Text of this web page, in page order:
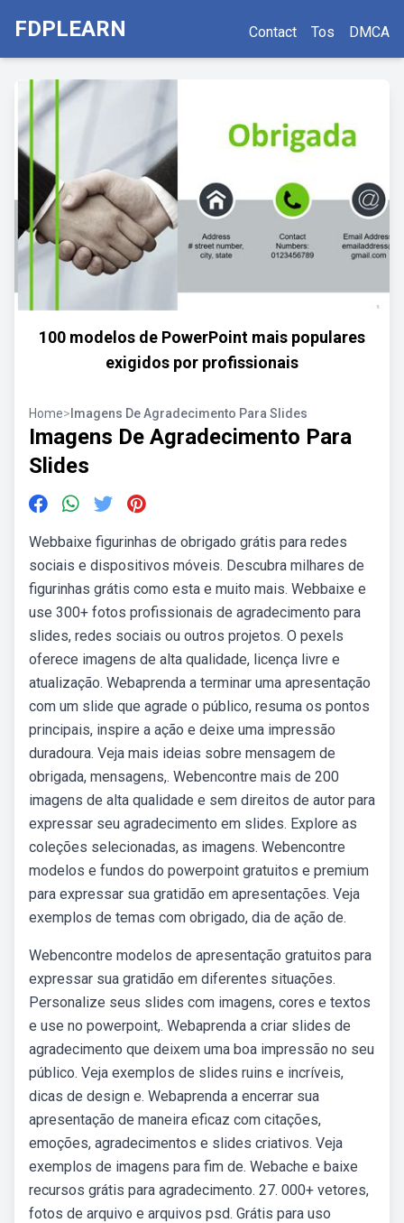
FDPLEARN Contact Tos DMCA
100 modelos de PowerPoint mais populares
exigidos por profissionais
Home> Imagens De Agradecimento Para Slides
Imagens De Agradecimento Para
Slides
Webbaixe figurinhas de obrigado grátis para redes
sociais e dispositivos móveis. Descubra milhares de
figurinhas grátis como esta e muito mais. Webbaixe e
use 300+ fotos profissionais de agradecimento para
slides, redes sociais ou outros projetos. O pexels
oferece imagens de alta qualidade, licença livre e
atualização. Webaprenda a terminar uma apresentação
com um slide que agrade o público, resuma os pontos
principais, inspire a ação e deixe uma impressão
duradoura. Veja mais ideias sobre mensagem de
obrigada, mensagens,. Webencontre mais de 200
imagens de alta qualidade e sem direitos de autor para
expressar seu agradecimento em slides. Explore as
coleções selecionadas, as imagens. Webencontre
modelos e fundos do powerpoint gratuitos e premium
para expressar sua gratidão em apresentações. Veja
exemplos de temas com obrigado, dia de ação de.
Webencontre modelos de apresentação gratuitos para
expressar sua gratidão em diferentes situações.
Personalize seus slides com imagens, cores e textos
e use no powerpoint,. Webaprenda a criar slides de
agradecimento que deixem uma boa impressão no seu
público. Veja exemplos de slides ruins e incríveis,
dicas de design e. Webaprenda a encerrar sua
apresentação de maneira eficaz com citações,
emoções, agradecimentos e slides criativos. Veja
exemplos de imagens para fim de. Webache e baixe
recursos grátis para agradecimento. 27. 000+ vetores,
fotos de arquivo e arquivos psd. Grátis para uso